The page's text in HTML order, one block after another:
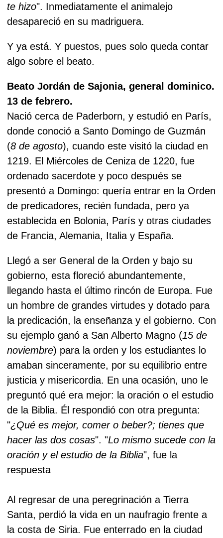
te hizo". Inmediatamente el animalejo
desapareció en su madriguera.
Y ya está. Y puestos, pues solo queda contar
algo sobre el beato.
Beato Jordán de Sajonia, general dominico.
13 de febrero.
Nació cerca de Paderborn, y estudió en París,
donde conoció a Santo Domingo de Guzmán
(8 de agosto), cuando este visitó la ciudad en
1219. El Miércoles de Ceniza de 1220, fue
ordenado sacerdote y poco después se
presentó a Domingo: quería entrar en la Orden
de predicadores, recién fundada, pero ya
establecida en Bolonia, París y otras ciudades
de Francia, Alemania, Italia y España.
Llegó a ser General de la Orden y bajo su
gobierno, esta floreció abundantemente,
llegando hasta el último rincón de Europa. Fue
un hombre de grandes virtudes y dotado para
la predicación, la enseñanza y el gobierno. Con
su ejemplo ganó a San Alberto Magno (15 de
noviembre) para la orden y los estudiantes lo
amaban sinceramente, por su equilibrio entre
justicia y misericordia. En una ocasión, uno le
preguntó qué era mejor: la oración o el estudio
de la Biblia. Él respondió con otra pregunta:
"¿Qué es mejor, comer o beber?; tienes que
hacer las dos cosas". "Lo mismo sucede con la
oración y el estudio de la Biblia", fue la
respuesta
Al regresar de una peregrinación a Tierra
Santa, perdió la vida en un naufragio frente a
la costa de Siria. Fue enterrado en la ciudad